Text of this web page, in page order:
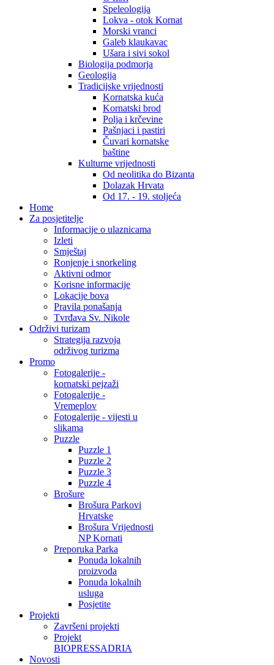
Speleologija
Lokva - otok Kornat
Morski vranci
Galeb klaukavac
Ušara i sivi sokol
Biologija podmorja
Geologija
Tradicijske vrijednosti
Kornatska kuća
Kornatski brod
Polja i krčevine
Pašnjaci i pastiri
Čuvari kornatske
baštine
Kulturne vrijednosti
Od neolitika do Bizanta
Dolazak Hrvata
Od 17. - 19. stoljeća
Home
Za posjetitelje
Informacije o ulaznicama
Izleti
Smještaj
Ronjenje i snorkeling
Aktivni odmor
Korisne informacije
Lokacije bova
Pravila ponašanja
Tvrđava Sv. Nikole
Održivi turizam
Strategija razvoja
održivog turizma
Promo
Fotogalerije -
kornatski pejzaži
Fotogalerije -
Vremeplov
Fotogalerije - vijesti u
slikama
Puzzle
Puzzle 1
Puzzle 2
Puzzle 3
Puzzle 4
Brošure
Brošura Parkovi
Hrvatske
Brošura Vrijednosti
NP Kornati
Preporuka Parka
Ponuda lokalnih
proizvoda
Ponuda lokalnih
usluga
Posjetite
Projekti
Završeni projekti
Projekt
BIOPRESSADRIA
Novosti